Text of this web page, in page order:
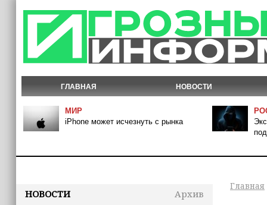
ГЛАВНАЯ НОВОСТИ
МИР
iPhone может исчезнуть с рынка
НОВОСТИ
Архив
Главная